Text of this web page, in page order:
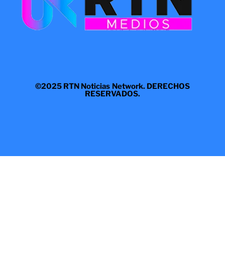
©2025 RTN Noticias Network. DERECHOS
RESERVADOS.